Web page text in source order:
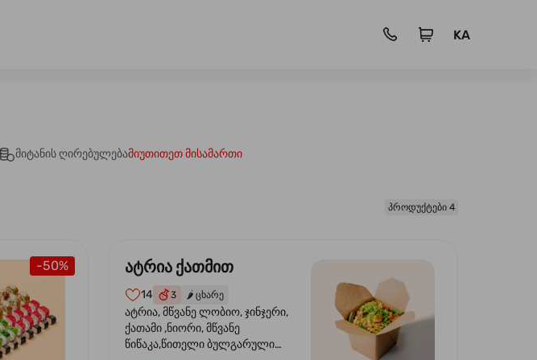
KA
მიტანის ღირებულებამიუთითეთ მისამართი
პროდუქტები 4
-50% ატრია ქათმით
14 3 🌶️ ცხარე
ატრია, მწვანე ლობიო, ჯინჯერი,
ქათამი ,ნიორი, მწვანე
წიწაკა,წითელი ბულგარული